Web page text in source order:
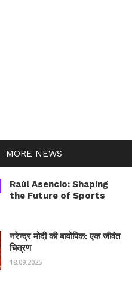
MORE NEWS
Raúl Asencio: Shaping
the Future of Sports
नरेन्द्र मोदी की बायोपिक: एक जीवंत
चित्रण
18.09.2025